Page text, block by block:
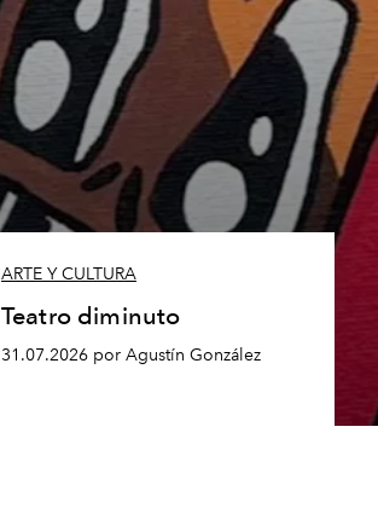
ARTE Y CULTURA
Teatro diminuto
31.07.2026 por Agustín González